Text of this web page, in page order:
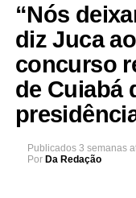
“Nós
diz Juca
concurso
de Cuiabá
Publicados 3 semanas
Por Da Redação